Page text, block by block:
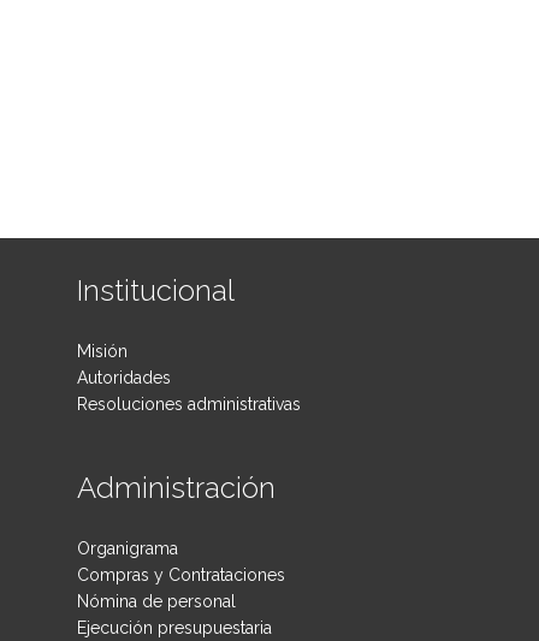
Institucional
Misión
Autoridades
Resoluciones administrativas
Administración
Organigrama
Compras y Contrataciones
Nómina de personal
Ejecución presupuestaria